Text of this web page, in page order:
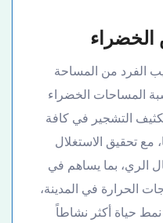
الفرد من المساحة
المساحات الخضراء
التشجير في كافة
مع تحقيق الاستغلال
الري، بما يساهم في
الحرارة في المدينة،
حياة أكثر نشاطاً